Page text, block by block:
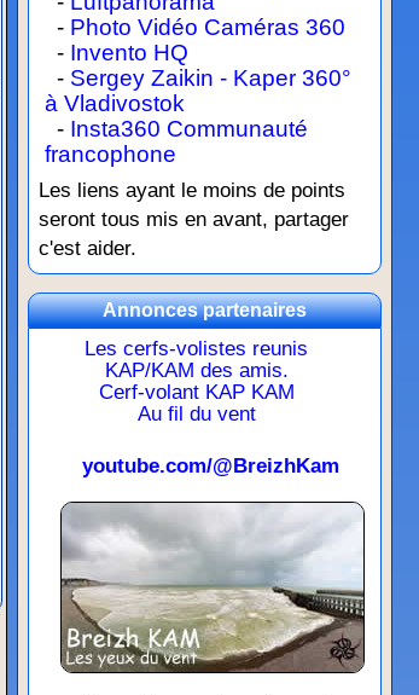
- Photo Vidéo Caméras 360
- Invento HQ
- Sergey Zaikin - Kaper 360°
à Vladivostok
- Insta360 Communauté
francophone
Les liens ayant le moins de points
seront tous mis en avant, partager
c'est aider.
Annonces partenaires
Les cerfs-volistes reunis
KAP/KAM des amis.
Cerf-volant KAP KAM
Au fil du vent
youtube.com/@BreizhKam